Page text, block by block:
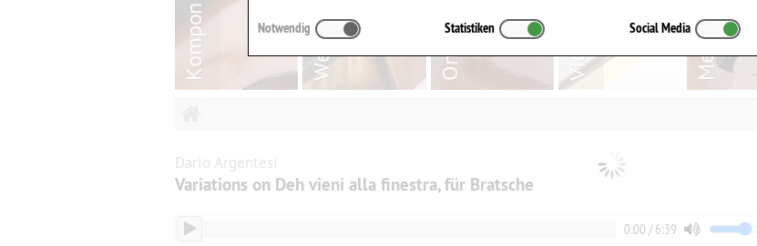
Dario Argentesi
Variations on Deh vieni alla finestra, für Bratsche
0:00 / 6:39
Notwendig Statistiken Social Media